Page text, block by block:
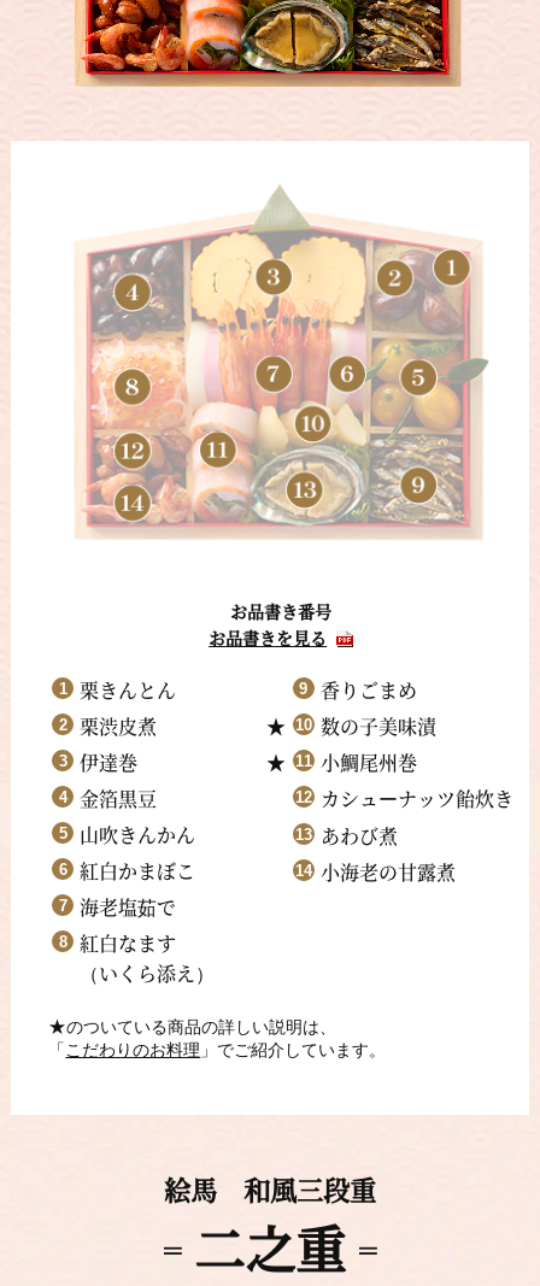
お品書き番号
お品書きを見る
栗きんとん
栗渋皮煮
伊達巻
金箔黒豆
山吹きんかん
紅白かまぼこ
海老塩茹で
紅白なます
（いくら添え）
香りごまめ
数の子美味漬
小鯛尾州巻
カシューナッツ飴炊き
あわび煮
小海老の甘露煮
★のついている商品の詳しい説明は、
「 こだわりのお料理 」でご紹介しています。
絵馬 和風三段重
二之重